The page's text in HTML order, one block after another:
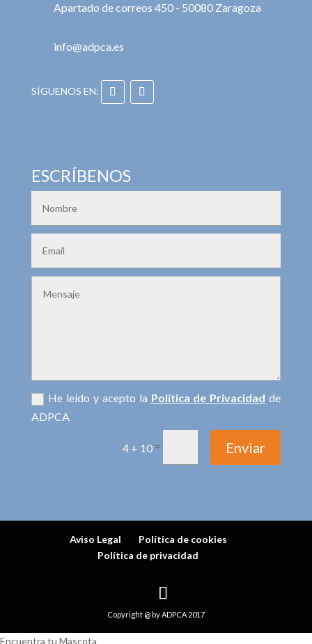
Apartado de correos 450 - 50080 Zaragoza
info@adpca.es
ESCRÍBENOS
He leído y acepto la Política de Privacidad de
ADPCA
4 + 10 = Enviar
Aviso Legal
Política de cookies
Política de privacidad
Copyright @ by ADPCA 2017
Encuentra tu Mascota